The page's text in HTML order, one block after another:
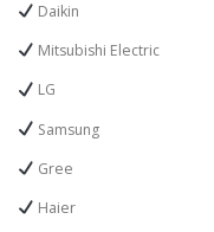
Daikin
Mitsubishi Electric
LG
Samsung
Gree
Haier